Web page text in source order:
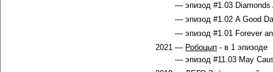
— эпизод #1.03 Diamonds
— эпизод #1.02 A Good
— эпизод #1.01 Forever
2021 — Робоцып - в 1 эпизоде
— эпизод #11.03 May